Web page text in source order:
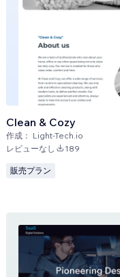
Clean & Cozy
作成： Light-Tech.io
レビューなし 189
販売プラン